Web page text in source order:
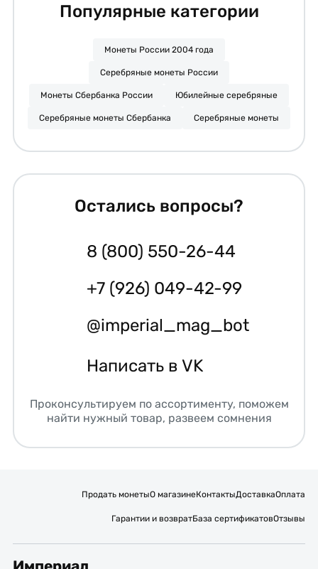
Популярные категории
Монеты России 2004 года
Серебряные монеты России
Монеты Сбербанка России Юбилейные серебряные
Серебряные монеты Сбербанка Серебряные монеты
Остались вопросы?
8 (800) 550-26-44
+7 (926) 049-42-99
@imperial_mag_bot
Написать в VK
Проконсультируем по ассортименту, поможем
найти нужный товар, развеем сомнения
Продать монетыО магазинеКонтактыДоставкаОплата
Гарантии и возвратБаза сертификатовОтзывы